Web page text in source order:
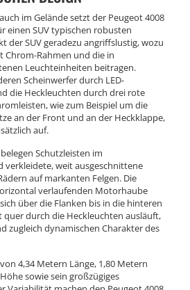
im Gelände setzt der Peugeot 4008
einen SUV typischen robusten
der SUV geradezu angriffslustig, wozu
Chrom-Rahmen und die in
Leuchteinheiten beitragen.
Scheinwerfer durch LED-
die Heckleuchten durch drei rote
wie zum Beispiel um die
an der Front und an der Heckklappe,
auf.
Schutzleisten im
verkleidete, weit ausgeschnittene
auf markanten Felgen. Die
verlaufenden Motorhaube
über die Flanken bis in die hinteren
durch die Heckleuchten ausläuft,
zugleich dynamischen Charakter des
4,34 Metern Länge, 1,80 Metern
sowie sein großzügiges